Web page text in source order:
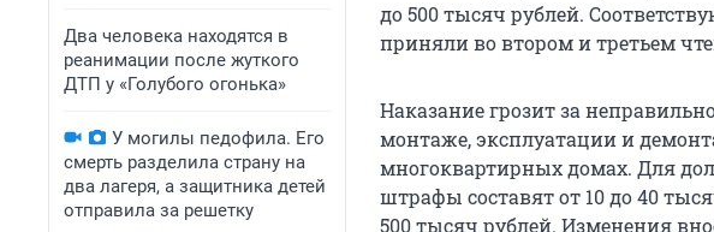
Два человека находятся в
реанимации после жуткого
ДТП у «Голубого огонька»
У могилы педофила. Его
смерть разделила страну на
два лагеря, а защитника детей
отправила за решетку
до 500 тысяч рублей.
приняли во втором и третьем
Наказание грозит за
монтаже, эксплуатации и
многоквартирных домах. Для
штрафы составят от 10 до 40
500 тысяч рублей. Изменения